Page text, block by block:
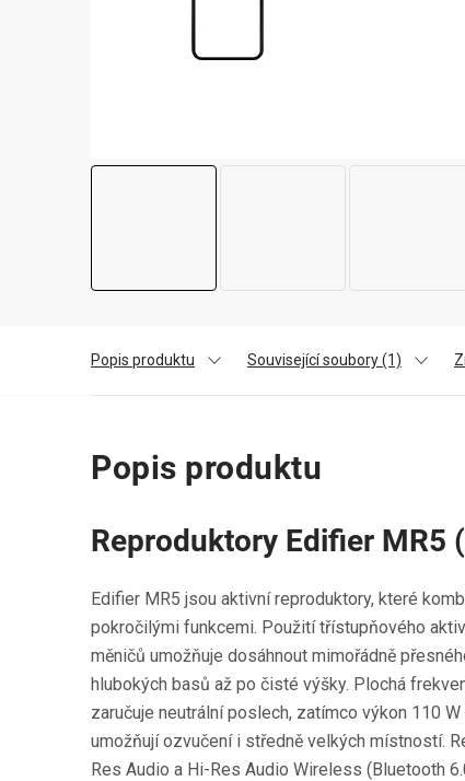
Popis produktu Související soubory (1)
Popis produktu
Reproduktory Edifier MR5
Edifier MR5 jsou aktivní reproduktory, které
pokročilými funkcemi. Použití třístupňového
měničů umožňuje dosáhnout mimořádně
hlubokých basů až po čisté výšky. Plochá
zaručuje neutrální poslech, zatímco výkon 110
umožňují ozvučení i středně velkých místností.
Res Audio a Hi-Res Audio Wireless (Bluetooth